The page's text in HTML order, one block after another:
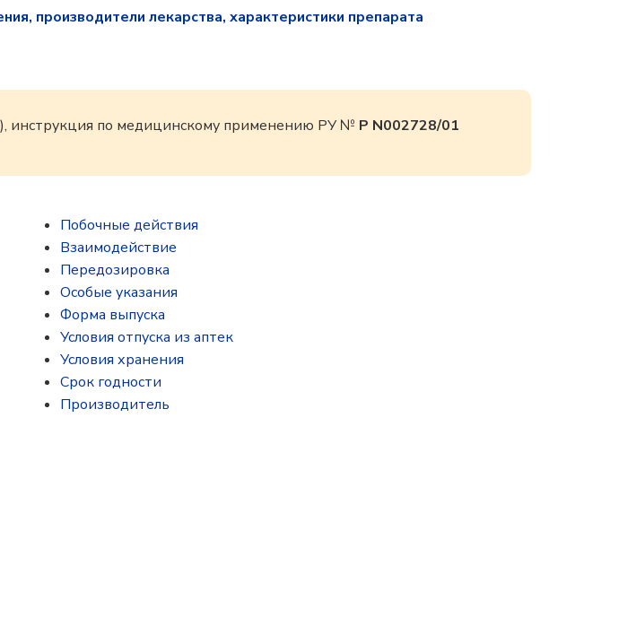
производители лекарства, характеристики препарата
инструкция по медицинскому применению РУ № Р N002728/01
Побочные действия
Взаимодействие
Передозировка
Особые указания
Форма выпуска
Условия отпуска из аптек
Условия хранения
Срок годности
Производитель